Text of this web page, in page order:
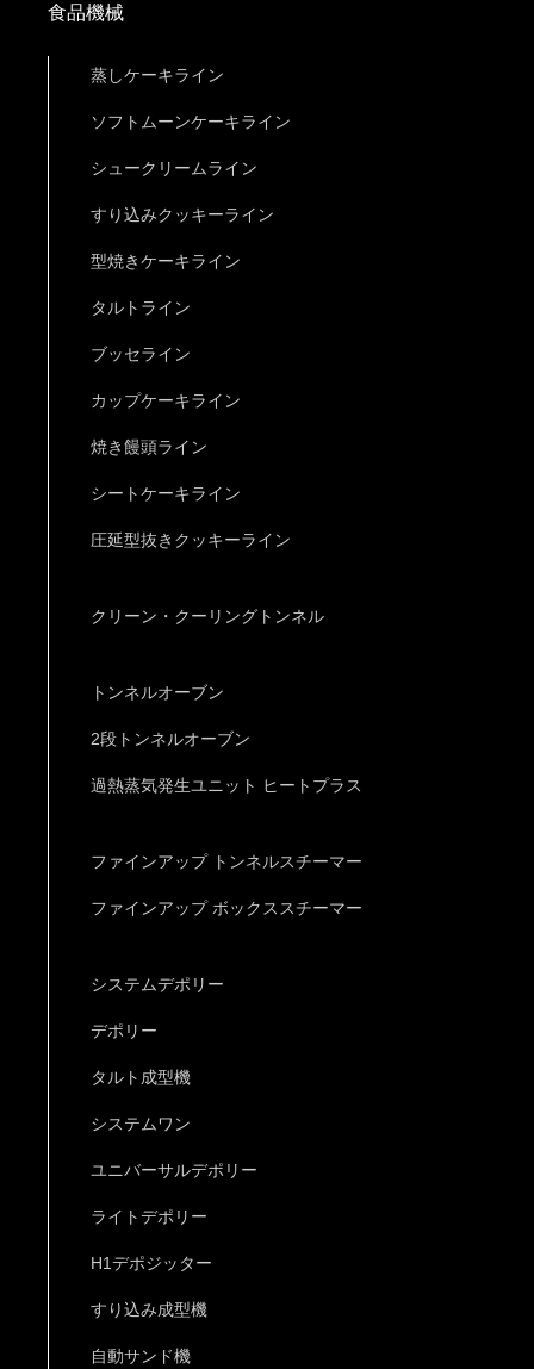
食品機械
蒸しケーキライン
ソフトムーンケーキライン
シュークリームライン
すり込みクッキーライン
型焼きケーキライン
タルトライン
ブッセライン
カップケーキライン
焼き饅頭ライン
シートケーキライン
圧延型抜きクッキーライン
クリーン・クーリングトンネル
トンネルオーブン
2段トンネルオーブン
過熱蒸気発生ユニット ヒートプラス
ファインアップ トンネルスチーマー
ファインアップ ボックススチーマー
システムデポリー
デポリー
タルト成型機
システムワン
ユニバーサルデポリー
ライトデポリー
H1デポジッター
すり込み成型機
自動サンド機